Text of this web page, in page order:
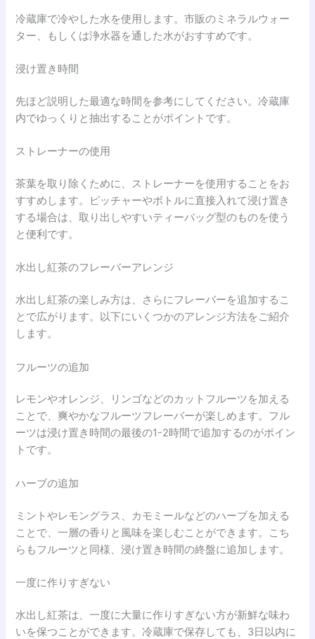
冷蔵庫で冷やした水を使用します。市販のミネラルウォー
ター、もしくは浄水器を通した水がおすすめです。
浸け置き時間
先ほど説明した最適な時間を参考にしてください。冷蔵庫
内でゆっくりと抽出することがポイントです。
ストレーナーの使用
茶葉を取り除くために、ストレーナーを使用することをお
すすめします。ピッチャーやボトルに直接入れて浸け置き
する場合は、取り出しやすいティーバッグ型のものを使う
と便利です。
水出し紅茶のフレーバーアレンジ
水出し紅茶の楽しみ方は、さらにフレーバーを追加するこ
とで広がります。以下にいくつかのアレンジ方法をご紹介
します。
フルーツの追加
レモンやオレンジ、リンゴなどのカットフルーツを加える
ことで、爽やかなフルーツフレーバーが楽しめます。フル
ーツは浸け置き時間の最後の1-2時間で追加するのがポイン
トです。
ハーブの追加
ミントやレモングラス、カモミールなどのハーブを加える
ことで、一層の香りと風味を楽しむことができます。こち
らもフルーツと同様、浸け置き時間の終盤に追加します。
一度に作りすぎない
水出し紅茶は、一度に大量に作りすぎない方が新鮮な味わ
いを保つことができます。冷蔵庫で保存しても、3日以内に